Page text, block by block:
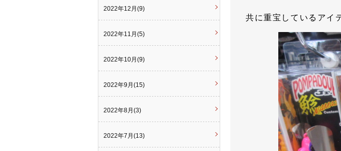
共に重宝しているアイ
2022年12月(9)
2022年11月(5)
2022年10月(9)
2022年9月(15)
2022年8月(3)
2022年7月(13)